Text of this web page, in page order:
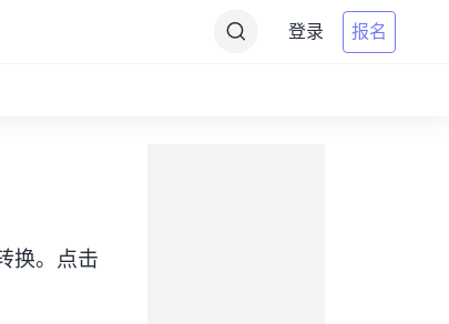
登录 报名
换。点击